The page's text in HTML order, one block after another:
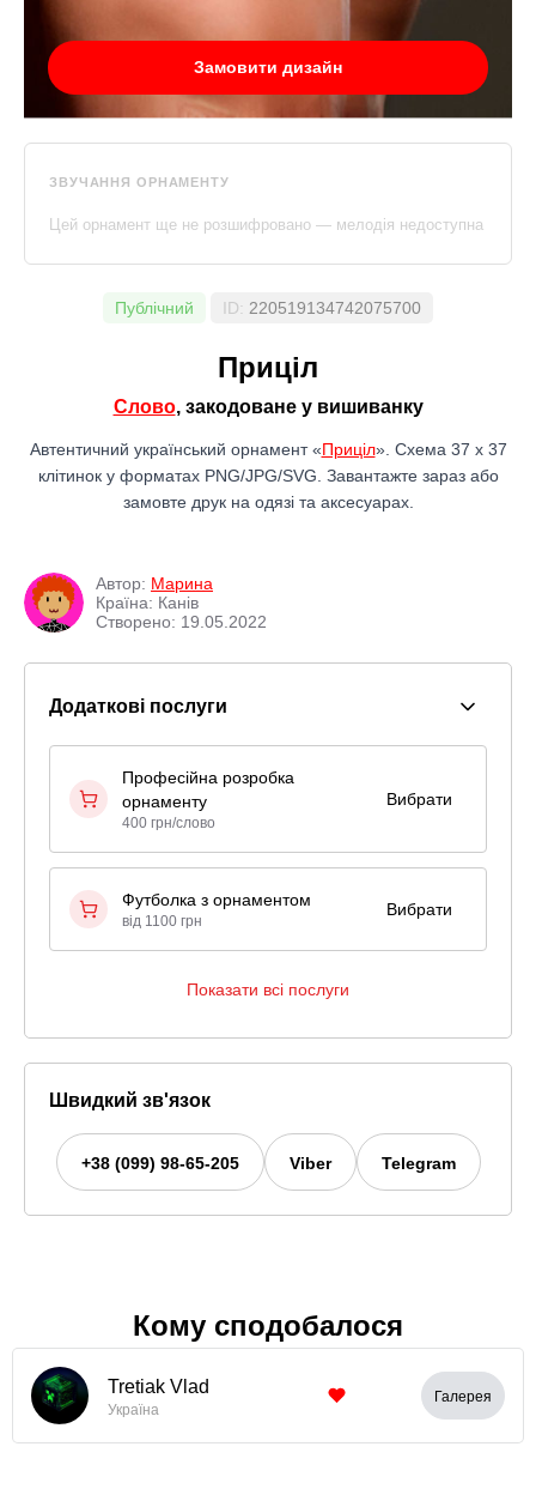
Замовити дизайн
ЗВУЧАННЯ ОРНАМЕНТУ
Цей орнамент ще не розшифровано — мелодія недоступна
Публічний ID: 220519134742075700
Приціл
Слово, закодоване у вишиванку
Автентичний український орнамент «Приціл». Схема 37 x 37
клітинок у форматах PNG/JPG/SVG. Завантажте зараз або
замовте друк на одязі та аксесуарах.
Автор: Марина
Країна: Канів
Створено: 19.05.2022
Додаткові послуги
Професійна розробка
орнаменту
400 грн/слово
Вибрати
Футболка з орнаментом
від 1100 грн
Вибрати
Показати всі послуги
Швидкий зв'язок
+38 (099) 98-65-205 Viber Telegram
Кому сподобалося
Tretiak Vlad
Україна
Галерея